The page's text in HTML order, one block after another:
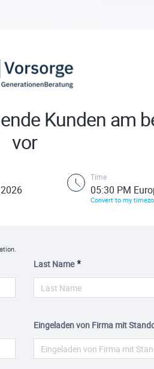
Kunden am
vor
Time
05:30 PM
Convert to my
Last Name
Eingeladen von Firma mit